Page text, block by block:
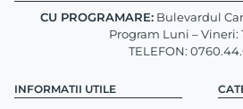
INFORMATII UTILE
CU PROGRAMARE:Bulevardul
Program Luni – Vineri:
TELEFON: